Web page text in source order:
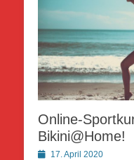
Online-
Bikini@Home!
Posted17. April 2020